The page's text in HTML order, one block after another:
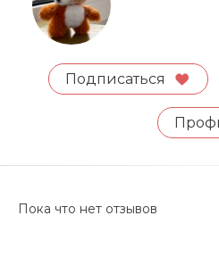
Подписаться
Пока что нет отзывов